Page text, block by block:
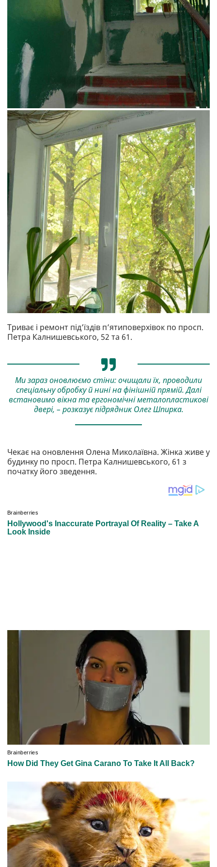
Триває і ремонт під’їздів п’ятиповерхівок по просп.
Петра Калнишевського, 52 та 61.
Ми зараз оновлюємо стіни: очищали їх, проводили
спеціальну обробку й нині на фінішній прямій. Далі
встановимо вікна та ергономічні металопластикові
двері, – розказує підрядник Олег Шпирка.
Чекає на оновлення Олена Миколаївна. Жінка живе у
будинку по просп. Петра Калнишевського, 61 з
початку його зведення.